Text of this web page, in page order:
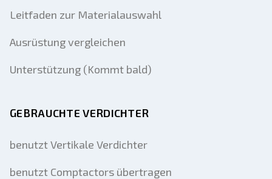
Leitfaden zur Materialauswahl
Ausrüstung vergleichen
Unterstützung (Kommt bald)
GEBRAUCHTE VERDICHTER
benutzt Vertikale Verdichter
benutzt Comptactors übertragen